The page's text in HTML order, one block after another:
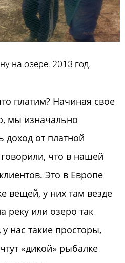
на озере. 2013 год.
платим? Начиная свое
мы изначально
доход от платной
что в нашей
Это в Европе
вещей, у них там везде
реку или озеро так
нас такие просторы,
«дикой» рыбалке